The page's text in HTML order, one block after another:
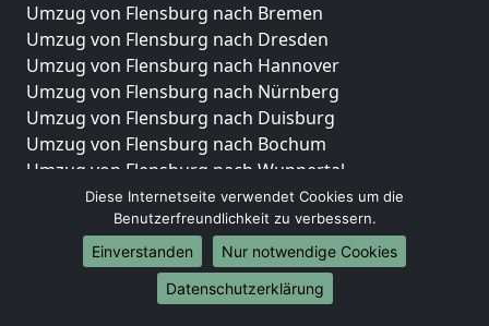
Umzug von Flensburg nach Bremen
Umzug von Flensburg nach Dresden
Umzug von Flensburg nach Hannover
Umzug von Flensburg nach Nürnberg
Umzug von Flensburg nach Duisburg
Umzug von Flensburg nach Bochum
Umzug von Flensburg nach Wuppertal
Umzug von Flensburg nach Bielefeld
Umzug von Flensburg nach Bonn
Umzug von Flensburg nach Münster
Internationale-Umzüge
Diese Internetseite verwendet Cookies um die
Benutzerfreundlichkeit zu verbessern.
Einverstanden
Nur notwendige Cookies
Datenschutzerklärung